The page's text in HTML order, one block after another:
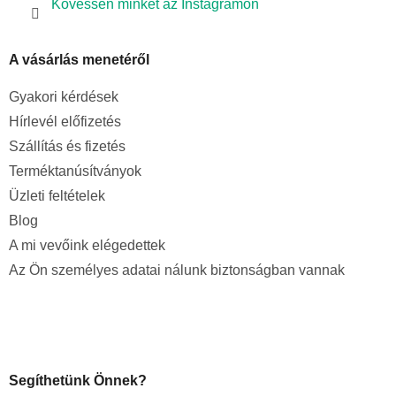
Kövessen minket az Instagramon
A vásárlás menetéről
Gyakori kérdések
Hírlevél előfizetés
Szállítás és fizetés
Terméktanúsítványok
Üzleti feltételek
Blog
A mi vevőink elégedettek
Az Ön személyes adatai nálunk biztonságban vannak
Segíthetünk Önnek?